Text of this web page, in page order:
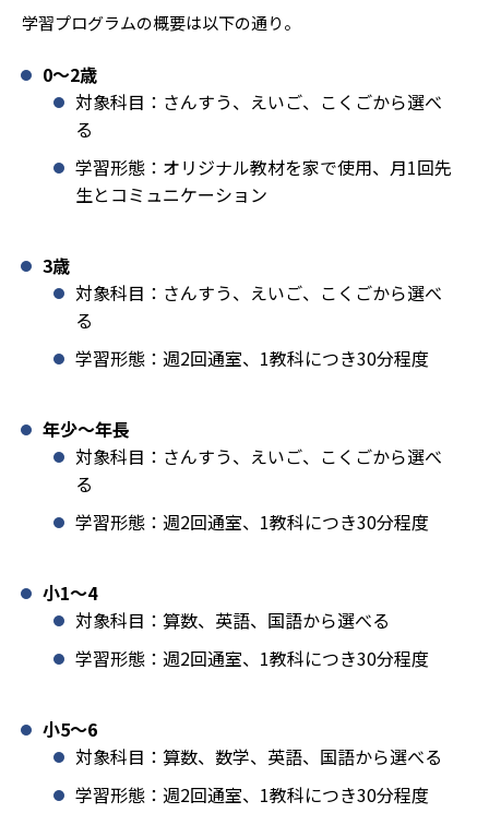
学習プログラムの概要は以下の通り。
0〜2歳
対象科目：さんすう、えいご、こくごから選べ
る
学習形態：オリジナル教材を家で使用、月1回先
生とコミュニケーション
3歳
対象科目：さんすう、えいご、こくごから選べ
る
学習形態：週2回通室、1教科につき30分程度
年少〜年長
対象科目：さんすう、えいご、こくごから選べ
る
学習形態：週2回通室、1教科につき30分程度
小1️〜4
対象科目：算数、英語、国語から選べる
学習形態：週2回通室、1教科につき30分程度
小5〜6
対象科目：算数、数学、英語、国語から選べる
学習形態：週2回通室、1教科につき30分程度